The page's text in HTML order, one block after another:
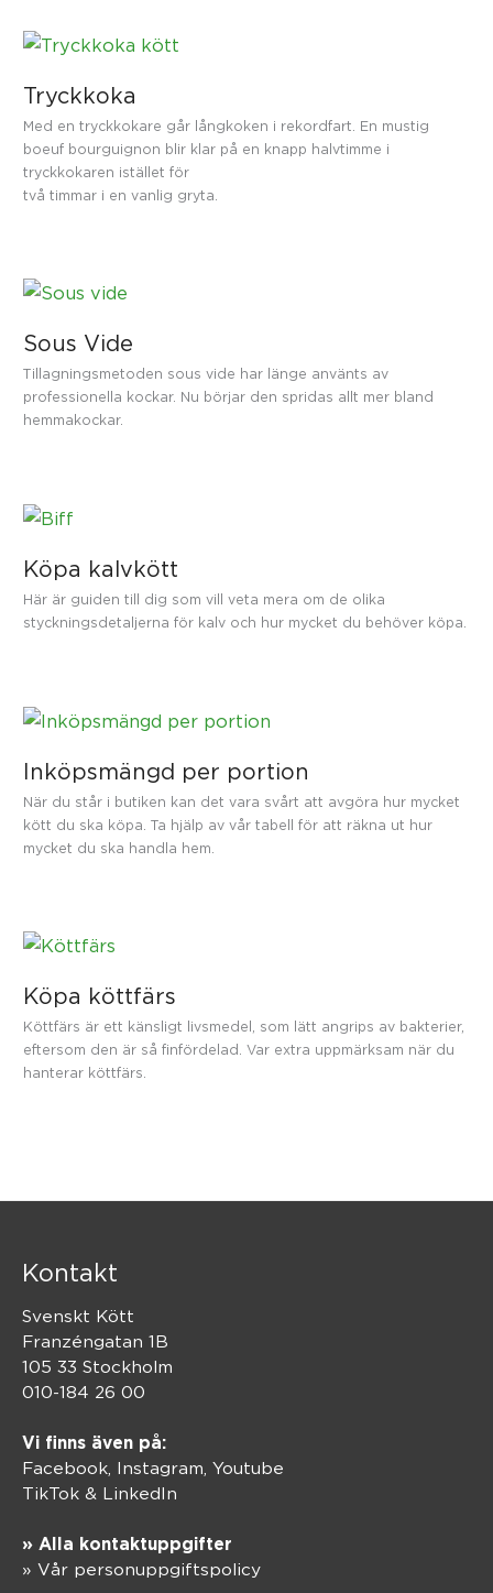
Tryckkoka
Med en tryckkokare går långkoken i rekordfart. En mustig
boeuf bourguignon blir klar på en knapp halvtimme i
tryckkokaren istället för
två timmar i en vanlig gryta.
Sous Vide
Tillagningsmetoden sous vide har länge använts av
professionella kockar. Nu börjar den spridas allt mer bland
hemmakockar.
Köpa kalvkött
Här är guiden till dig som vill veta mera om de olika
styckningsdetaljerna för kalv och hur mycket du behöver köpa.
Inköpsmängd per portion
När du står i butiken kan det vara svårt att avgöra hur mycket
kött du ska köpa. Ta hjälp av vår tabell för att räkna ut hur
mycket du ska handla hem.
Köpa köttfärs
Köttfärs är ett känsligt livsmedel, som lätt angrips av bakterier,
eftersom den är så finfördelad. Var extra uppmärksam när du
hanterar köttfärs.
Kontakt
Svenskt Kött
Franzéngatan 1B
105 33 Stockholm
010-184 26 00
Vi finns även på:
Facebook, Instagram Youtube
TikTok & LinkedIn
» Alla kontaktuppgifter
» Vår personuppgiftspolicy